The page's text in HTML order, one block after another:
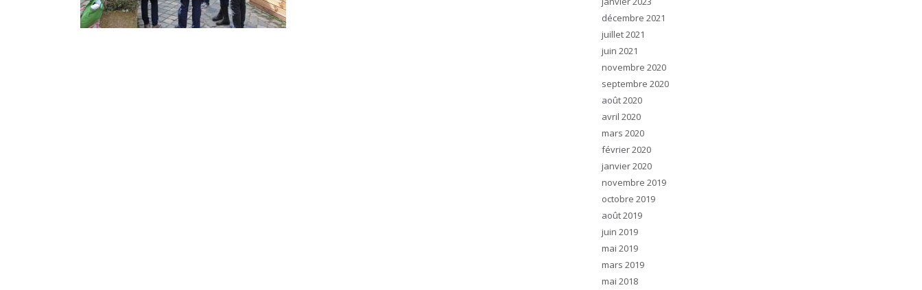
décembre 2021
juillet 2021
juin 2021
novembre 2020
septembre 2020
août 2020
avril 2020
mars 2020
février 2020
janvier 2020
novembre 2019
octobre 2019
août 2019
juin 2019
mai 2019
mars 2019
mai 2018